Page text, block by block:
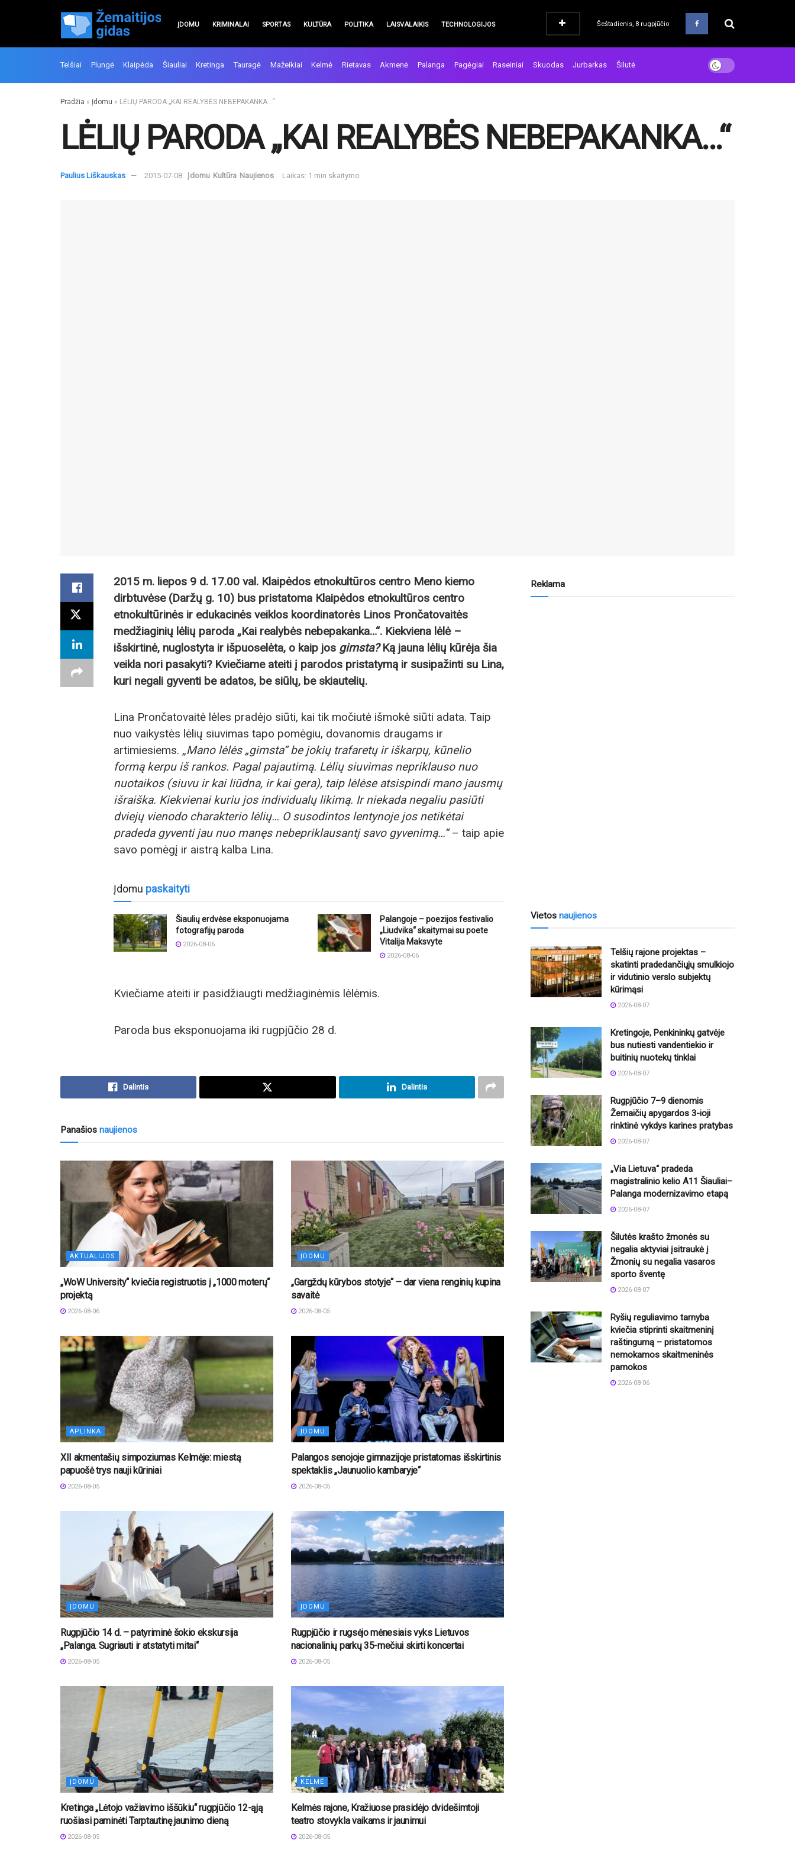
ĮDOMU KRIMINALAI SPORTAS KULTŪRA POLITIKA LAISVALAIKIS TECHNOLOGIJOS Šeštadienis, 8 rugpjūčio
Telšiai Plungė Klaipėda Šiauliai Kretinga Tauragė Mažeikiai Kelmė Rietavas Akmenė Palanga Pagėgiai Raseiniai Skuodas Jurbarkas Šilutė
Pradžia » Įdomu » LĖLIŲ PARODA „KAI REALYBĖS NEBEPAKANKA…“
LĖLIŲ PARODA „KAI REALYBĖS NEBEPAKANKA…“
Paulius Liškauskas 2015-07-08 Įdomu Kultūra Naujienos Laikas: 1 min skaitymo
2015 m. liepos 9 d. 17.00 val. Klaipėdos etnokultūros centro Meno kiemo
dirbtuvėse (Daržų g. 10) bus pristatoma Klaipėdos etnokultūros centro
etnokultūrinės ir edukacinės veiklos koordinatorės Linos Prončatovaitės
medžiaginių lėlių paroda „Kai realybės nebepakanka…“. Kiekviena lėlė –
išskirtinė, nuglostyta ir išpuoselėta, o kaip jos gimsta?Ką jauna lėlių kūrėja šia
veikla nori pasakyti? Kviečiame ateiti į parodos pristatymą ir susipažinti su Lina,
kuri negali gyventi be adatos, be siūlų, be skiautelių.
Lina Prončatovaitė lėles pradėjo siūti, kai tik močiutė išmokė siūti adata. Taip
nuo vaikystės lėlių siuvimas tapo pomėgiu, dovanomis draugams ir
artimiesiems. „Mano lėlės „gimsta“ be jokių trafaretų ir iškarpų, kūnelio
formą kerpu iš rankos. Pagal pajautimą. Lėlių siuvimas nepriklauso nuo
nuotaikos (siuvu ir kai liūdna, ir kai gera), taip lėlėse atsispindi mano jausmų
išraiška. Kiekvienai kuriu jos individualų likimą. Ir niekada negaliu pasiūti
dviejų vienodo charakterio lėlių… O susodintos lentynoje jos netikėtai
pradeda gyventi jau nuo manęs nebepriklausantį savo gyvenimą…“– taip apie
savo pomėgį ir aistrą kalba Lina.
Įdomu paskaityti
Šiaulių erdvėse eksponuojama
fotografijų paroda
2026-08-06
Palangoje – poezijos festivalio
„Liudvika“ skaitymai su poete
Vitalija Maksvyte
2026-08-06
Kviečiame ateiti ir pasidžiaugti medžiaginėmis lėlėmis.
Paroda bus eksponuojama iki rugpjūčio 28 d.
Dalintis Dalintis
Panašios naujienos
AKTUALIJOS
„WoW University“ kviečia registruotis į „1000 moterų“
projektą
2026-08-06
ĮDOMU
„Gargždų kūrybos stotyje“ – dar viena renginių kupina
savaitė
2026-08-05
APLINKA
XII akmentašių simpoziumas Kelmėje: miestą
papuošė trys nauji kūriniai
2026-08-05
ĮDOMU
Palangos senojoje gimnazijoje pristatomas išskirtinis
spektaklis „Jaunuolio kambaryje“
2026-08-05
ĮDOMU
Rugpjūčio 14 d. – patyriminė šokio ekskursija
„Palanga. Sugriauti ir atstatyti mitai“
2026-08-05
ĮDOMU
Rugpjūčio ir rugsėjo mėnesiais vyks Lietuvos
nacionalinių parkų 35-mečiui skirti koncertai
2026-08-05
ĮDOMU
Kretinga „Lėtojo važiavimo iššūkiu“ rugpjūčio 12-ąją
ruošiasi paminėti Tarptautinę jaunimo dieną
2026-08-05
KELMĖ
Kelmės rajone, Kražiuose prasidėjo dvidešimtoji
teatro stovykla vaikams ir jaunimui
2026-08-05
Reklama
Vietos naujienos
Telšių rajone projektas –
skatinti pradedančiųjų smulkiojo
ir vidutinio verslo subjektų
kūrimąsi
2026-08-07
Kretingoje, Penkininkų gatvėje
bus nutiesti vandentiekio ir
buitinių nuotekų tinklai
2026-08-07
Rugpjūčio 7–9 dienomis
Žemaičių apygardos 3-ioji
rinktinė vykdys karines pratybas
2026-08-07
„Via Lietuva“ pradeda
magistralinio kelio A11 Šiauliai–
Palanga modernizavimo etapą
2026-08-07
Šilutės krašto žmonės su
negalia aktyviai įsitraukė į
Žmonių su negalia vasaros
sporto šventę
2026-08-07
Ryšių reguliavimo tarnyba
kviečia stiprinti skaitmeninį
raštingumą – pristatomos
nemokamos skaitmeninės
pamokos
2026-08-06